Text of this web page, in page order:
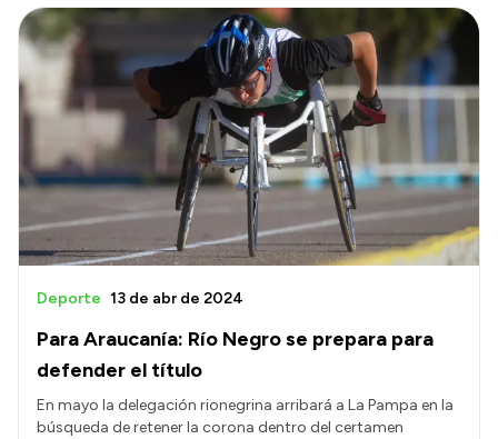
Para Araucanía: Río Negro se prepara para
defender el título
Deporte 13 de abr de 2024
En mayo la delegación rionegrina arribará a La Pampa en la
búsqueda de retener la corona dentro del certamen